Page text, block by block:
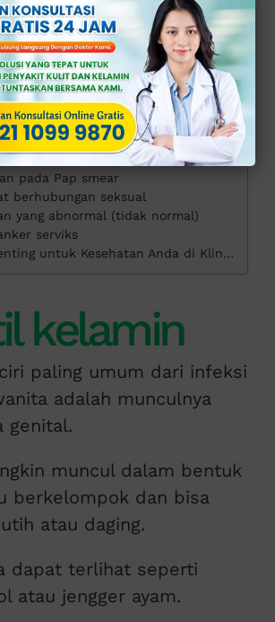
yang perlu Anda
ONLINE GRATIS DI SINI<<
pada Pap smear
berhubungan seksual
yang abnormal (tidak normal)
serviks
untuk Kesehatan Anda di Klinik Apollo
kelamin
paling umum dari infeksi
adalah munculnya
genital.
muncul dalam bentuk
berkelompok dan bisa
atau daging.
dapat terlihat seperti
atau jengger ayam.